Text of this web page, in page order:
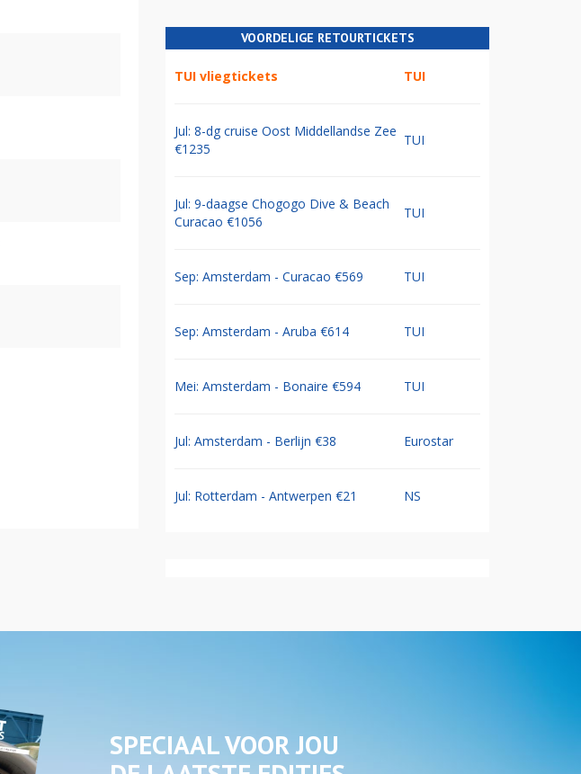
VOORDELIGE RETOURTICKETS
TUI vliegtickets TUI
Jul: 8-dg cruise Oost Middellandse Zee
€1235
TUI
Jul: 9-daagse Chogogo Dive & Beach
Curacao €1056
TUI
Sep: Amsterdam - Curacao €569 TUI
Sep: Amsterdam - Aruba €614 TUI
Mei: Amsterdam - Bonaire €594 TUI
Jul: Amsterdam - Berlijn €38 Eurostar
Jul: Rotterdam - Antwerpen €21 NS
SPECIAAL VOOR JOU